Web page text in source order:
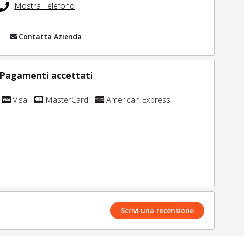
Mostra Telefono
Contatta Azienda
Pagamenti accettati
Visa MasterCard American Express
Scrivi una recensione